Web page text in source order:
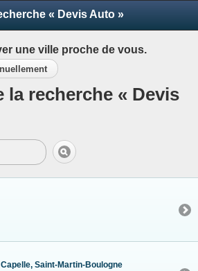
« Devis Auto »
une ville proche de vous.
la recherche « Devis
Saint-Martin-Boulogne